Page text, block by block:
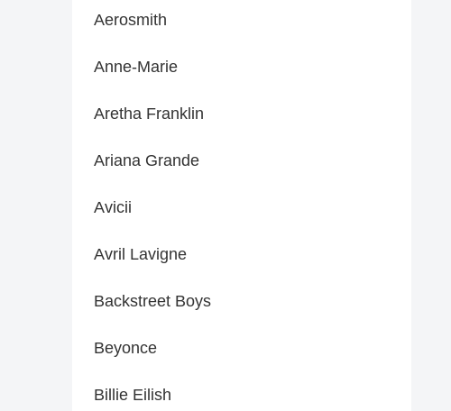
Aerosmith
Anne-Marie
Aretha Franklin
Ariana Grande
Avicii
Avril Lavigne
Backstreet Boys
Beyonce
Billie Eilish